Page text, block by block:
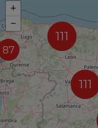
87
111
111
+
−